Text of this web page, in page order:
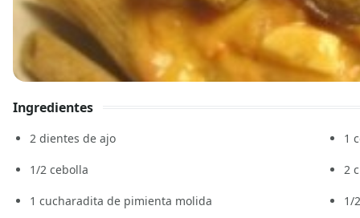
Ingredientes
2 dientes de ajo 1
1/2 cebolla 2
1 cucharadita de pimienta molida 1/2